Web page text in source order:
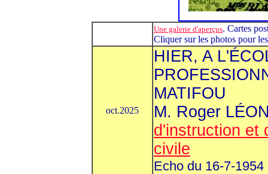
Une galerie d'aperçus. Cartes
Cliquer sur les photos pour
oct.2025
HIER, A
MATIFOU
M. Roger
d'instruction et
civile
Echo du 16-7-1954